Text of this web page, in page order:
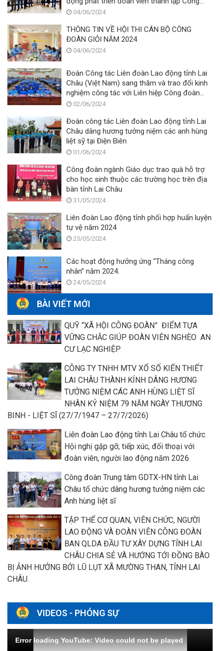
đoàn cơ sở, nhân dịp Tháng Công nhân năm
04/06/2024
THÔNG TIN VỀ HỘI THI CÁN BỘ CÔNG
ĐOÀN GIỎI NĂM 2024
04/06/2024
Đoàn Công tác Liên đoàn Lao động tỉnh Lai
Châu (Việt Nam) sang thăm và trao đổi kinh
nghiệm công tác với Liên hiệp Công đoàn
tỉnh Bò Kẹo (Lào)
02/06/2024
Đoàn công tác Liên đoàn Lao động tỉnh Lai
Châu dâng hương tưởng niệm các anh hùng
liệt sỹ tại Điện Biên
01/06/2024
Công đoàn ngành Giáo dục trao quà hỗ trợ
cho học sinh thuộc các trường học trên địa
bàn tỉnh Lai Châu
31/05/2024
Liên đoàn Lao động tỉnh phối hợp huấn luyện
tự vệ năm 2024
25/05/2024
Các hoạt động hưởng ứng “Tháng công
nhân” năm 2024.
24/05/2024
BÀI VIẾT MỚI
QUỸ “XÃ HỘI CÔNG ĐOÀN” ĐIỂM TỰA
VỮNG CHẮC GIÚP ĐOÀN VIÊN NGHÈO AN
CƯ LẠC NGHIỆP
CÔNG TY TNHH MTV XỔ SỐ KIẾN THIẾT
LAI CHÂU THÀNH KÍNH DÂNG HƯƠNG
TƯỞNG NIỆM CÁC ANH HÙNG LIỆT SĨ
NHÂN KỶ NIỆM 79 NĂM NGÀY THƯƠNG
BINH - LIỆT SĨ (27/7/1947 – 27/7/2026)
Liên đoàn Lao động tỉnh Lai Châu tổ chức
Hội nghị gặp gỡ, tiếp xúc, đối thoại với
đoàn viên, người lao động năm 2026
Công đoàn Trung tâm GDTX-HN tỉnh Lai
Châu tổ chức dâng hương tưởng niệm các
Anh hùng liệt sĩ
TẬP THỂ CƠ QUAN, VIÊN CHỨC, NGƯỜI
LAO ĐỘNG VÀ ĐOÀN VIÊN CÔNG ĐOÀN
BAN QLDA ĐẦU TƯ XÂY DỰNG TỈNH LAI
CHÂU CHIA SẺ VÀ HƯỚNG TỚI ĐỒNG BÀO
BỊ ẢNH HƯỞNG BỞI LŨ LỤT XÃ MƯỜNG THAN, TỈNH LAI
CHÂU.
VIDEOS - PHÓNG SỰ
Error loading YouTube: Video could not be played